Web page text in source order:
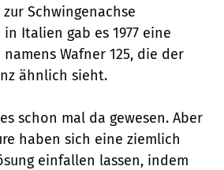
Schwingenachse
Italien gab es 1977 eine
Wafner 125, die der
ähnlich sieht.
schon mal da gewesen. Aber
haben sich eine ziemlich
einfallen lassen, indem